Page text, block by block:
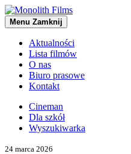
Menu Zamknij
Aktualności
Lista filmów
O nas
Biuro prasowe
Kontakt
Cineman
Dla szkół
Wyszukiwarka
24 marca 2026